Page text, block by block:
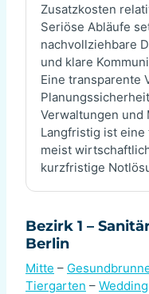
Zusatzkosten
Seriöse Abläufe
nachvollziehbare
und klare
Eine transparente
Verwaltungen und
Langfristig ist
meist
kurzfristige
Bezirk 1 –
Berlin
Mitte –
Tiergarten – Wedding